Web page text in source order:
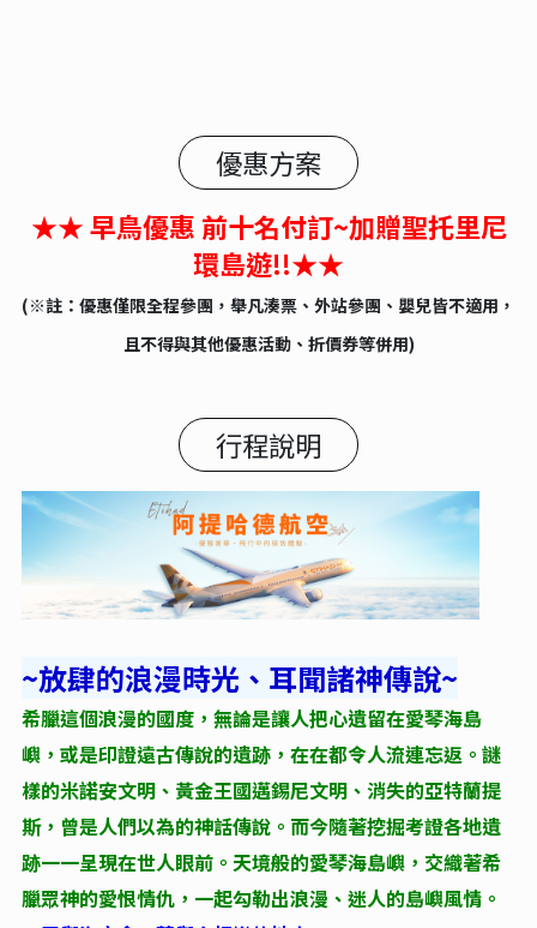
優惠方案
★★ 早鳥優惠 前十名付訂~加贈聖托里尼
環島遊!!★★
(※註：優惠僅限全程參團，舉凡湊票、外站參團、嬰兒皆不適用，
且不得與其他優惠活動、折價券等併用)
行程說明
~放肆的浪漫時光、耳聞諸神傳說~
希臘這個浪漫的國度，無論是讓人把心遺留在愛琴海島
嶼，或是印證遠古傳說的遺跡，在在都令人流連忘返。謎
樣的米諾安文明、黃金王國邁錫尼文明、消失的亞特蘭提
斯，曾是人們以為的神話傳說。而今隨著挖掘考證各地遺
跡一一呈現在世人眼前。天境般的愛琴海島嶼，交織著希
臘眾神的愛恨情仇，一起勾勒出浪漫、迷人的島嶼風情。